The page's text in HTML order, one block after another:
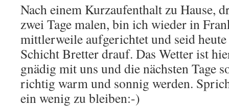
Nach einem Kurzaufenthalt zu Hause,
zwei Tage malen, bin ich wieder in
mittlerweile aufgerichtet und seid
Schicht Bretter drauf. Das Wetter ist
gnädig mit uns und die nächsten Tage
richtig warm und sonnig werden.
ein wenig zu bleiben:-)